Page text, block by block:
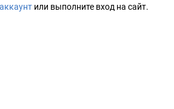
или выполните вход на сайт.